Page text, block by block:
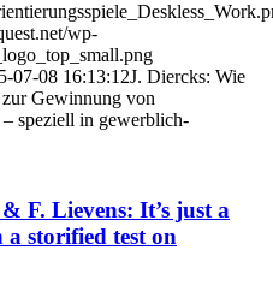
wp-
07-08 16:13:12J. Diercks: Wie
Gewinnung von
speziell in gewerblich-
F. Lievens: It’s just a
a storified test on